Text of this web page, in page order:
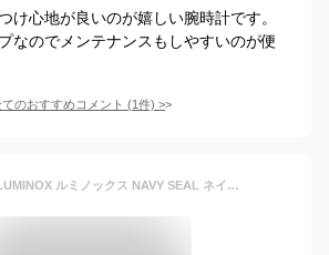
け心地が良いのが嬉しい腕時計です。
なのでメンテナンスもしやすいのが便
てのおすすめコメント (1件) >
【送料無料】 LUMINOX ルミノックス NAVY SEAL ネイビーシールズ クロノグラフ 3580シリーズ 腕時計 メンズ ラバー ミリタリーウオッチ 3581.BO